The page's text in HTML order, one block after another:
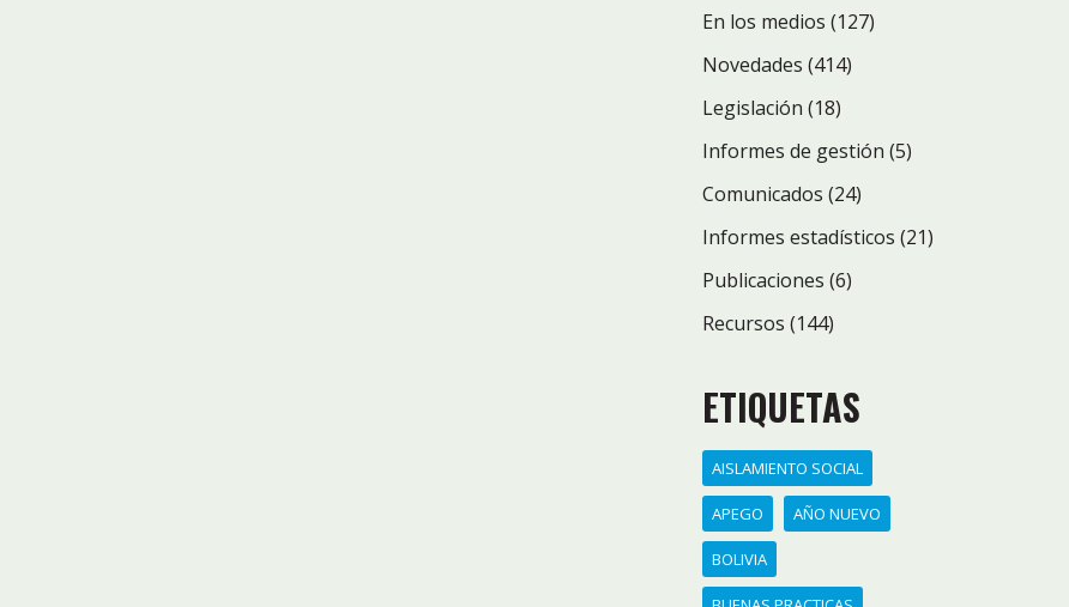
En los medios (127)
Novedades (414)
Legislación (18)
Informes de gestión (5)
Comunicados (24)
Informes estadísticos (21)
Publicaciones (6)
Recursos (144)
ETIQUETAS
AISLAMIENTO SOCIAL
APEGO AÑO NUEVO
BOLIVIA